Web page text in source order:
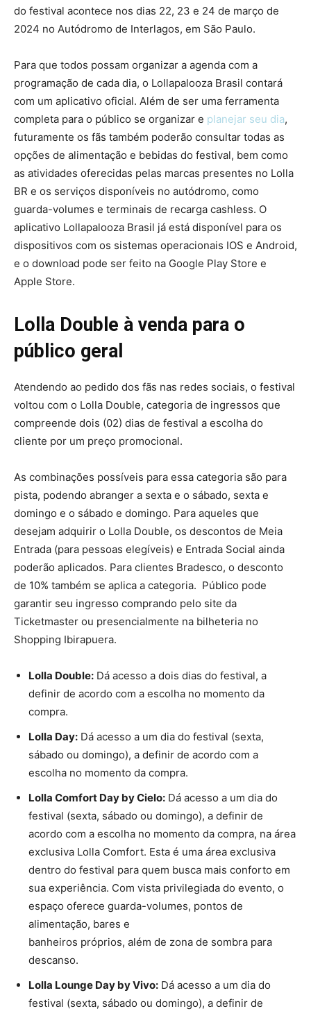
do festival acontece nos dias 22, 23 e 24 de março de
2024 no Autódromo de Interlagos, em São Paulo.
Para que todos possam organizar a agenda com a
programação de cada dia, o Lollapalooza Brasil contará
com um aplicativo oficial. Além de ser uma ferramenta
completa para o público se organizar e planejar seu dia,
futuramente os fãs também poderão consultar todas as
opções de alimentação e bebidas do festival, bem como
as atividades oferecidas pelas marcas presentes no Lolla
BR e os serviços disponíveis no autódromo, como
guarda-volumes e terminais de recarga cashless. O
aplicativo Lollapalooza Brasil já está disponível para os
dispositivos com os sistemas operacionais IOS e Android,
e o download pode ser feito na Google Play Store e
Apple Store.
Lolla Double à venda para o
público geral
Atendendo ao pedido dos fãs nas redes sociais, o festival
voltou com o Lolla Double, categoria de ingressos que
compreende dois (02) dias de festival a escolha do
cliente por um preço promocional.
As combinações possíveis para essa categoria são para
pista, podendo abranger a sexta e o sábado, sexta e
domingo e o sábado e domingo. Para aqueles que
desejam adquirir o Lolla Double, os descontos de Meia
Entrada (para pessoas elegíveis) e Entrada Social ainda
poderão aplicados. Para clientes Bradesco, o desconto
de 10% também se aplica a categoria. Público pode
garantir seu ingresso comprando pelo site da
Ticketmaster ou presencialmente na bilheteria no
Shopping Ibirapuera.
Lolla Double: Dá acesso a dois dias do festival, a
definir de acordo com a escolha no momento da
compra.
Lolla Day: Dá acesso a um dia do festival (sexta,
sábado ou domingo), a definir de acordo com a
escolha no momento da compra.
Lolla Comfort Day by Cielo: Dá acesso a um dia do
festival (sexta, sábado ou domingo), a definir de
acordo com a escolha no momento da compra, na área
exclusiva Lolla Comfort. Esta é uma área exclusiva
dentro do festival para quem busca mais conforto em
sua experiência. Com vista privilegiada do evento, o
espaço oferece guarda-volumes, pontos de
alimentação, bares e
banheiros próprios, além de zona de sombra para
descanso.
Lolla Lounge Day by Vivo: Dá acesso a um dia do
festival (sexta, sábado ou domingo), a definir de